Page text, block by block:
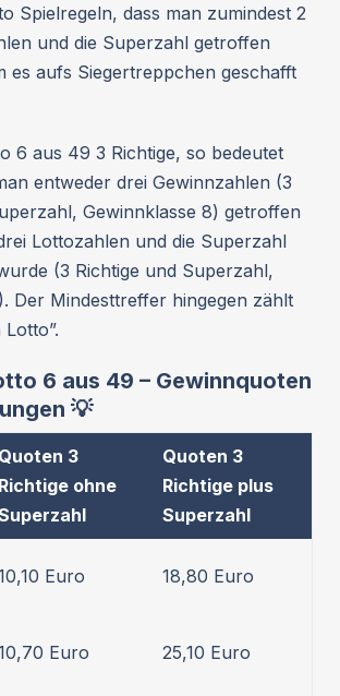
Spielregeln, dass man zumindest 2
und die Superzahl getroffen
es aufs Siegertreppchen geschafft
6 aus 49 3 Richtige, so bedeutet
entweder drei Gewinnzahlen (3
Gewinnklasse 8) getroffen
Lottozahlen und die Superzahl
(3 Richtige und Superzahl,
Der Mindesttreffer hingegen zählt
6 aus 49 – Gewinnquoten
💡
Quoten 3
Richtige ohne
Quoten 3
Richtige plus
Superzahl
Euro 18,80 Euro
Euro 25,10 Euro